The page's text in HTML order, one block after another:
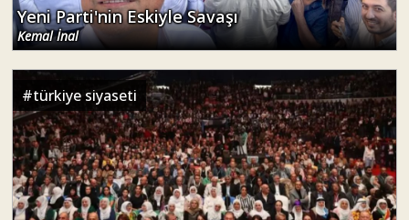
Yeni Parti'nin Eskiyle Savaşı
Kemal İnal
#türkiye siyaseti